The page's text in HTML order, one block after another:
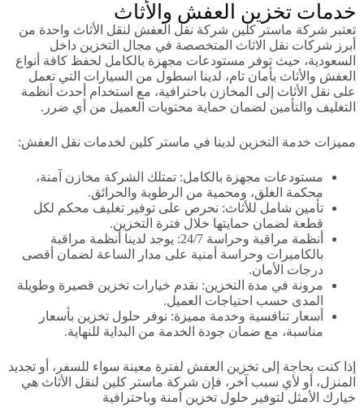
خدمات تخزين العفش والأثاث
تعتبر شركة ماستر كلين شركة نقل العفش لنقل الأثاث واحدة من
أبرز شركات نقل الاثاث المتخصصة في مجال التخزين داخل
السعودية، حيث توفر مستودعات مجهزة بالكامل لحفظ كافة أنواع
العفش والأثاث بأمان تام، لدينا اسطول من السيارات التي تعمل
على نقل الأثاث إلى المخازن باحترافية، مع استخدام أحدث أنظمة
التغليف والتأمين لضمان حماية محتويات العميل من أي ضرر.
مميزات خدمة التخزين لدينا في ماستر كلين لخدمات نقل العفش:
مستودعات مجهزة بالكامل: تمتلك الشركة مخازن آمنة،
محكمة الغلق، ومحمية من الرطوبة والحرائق.
تأمين شامل للأثاث: نحرص على توفير تغليف محكم لكل
قطعة لضمان حمايتها خلال فترة التخزين.
أنظمة مراقبة وحراسة 24/7: يوجد لدينا أنظمة مراقبة
بالكاميرات وحراسة أمنية على مدار الساعة لضمان أقصى
درجات الأمان.
مرونة في مدة التخزين: نقدم خيارات تخزين قصيرة وطويلة
المدى حسب احتياجات العميل.
أسعار تنافسية وخدمة مميزة: نوفر حلول تخزين بأسعار
مناسبة، مع ضمان جودة الخدمة من البداية للنهاية.
إذا كنت بحاجة إلى تخزين العفش لفترة معينة سواء للسفر، أو تجديد
المنزل، أو لأي سبب آخر، فإن شركة ماستر كلين لنقل الأثاث هي
خيارك الأمثل لتوفير حلول تخزين آمنة وباحترافية